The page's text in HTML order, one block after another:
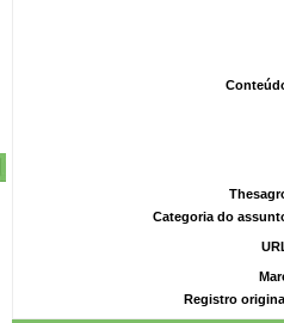
Categoria do
Registro